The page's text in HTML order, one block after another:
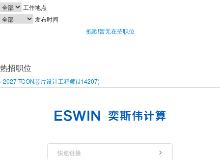
工作地点
发布时间
抱歉!暂无在招职位
热招职位
· 2027-TCON芯片设计工程师(J14207)
快速链接